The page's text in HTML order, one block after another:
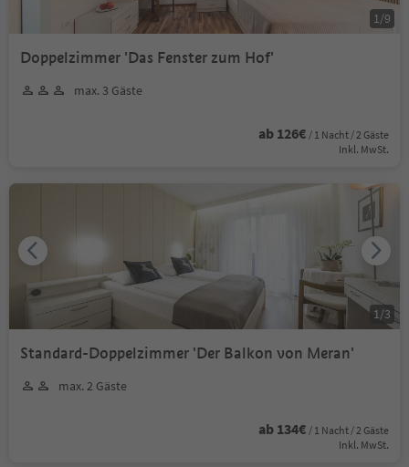
Doppelzimmer 'Das Fenster zum Hof'
max. 3 Gäste
ab 126€ / 1 Nacht / 2 Gäste
Inkl. MwSt.
1 /9
Standard-Doppelzimmer 'Der Balkon von Meran'
max. 2 Gäste
ab 134€ / 1 Nacht / 2 Gäste
Inkl. MwSt.
1 /3